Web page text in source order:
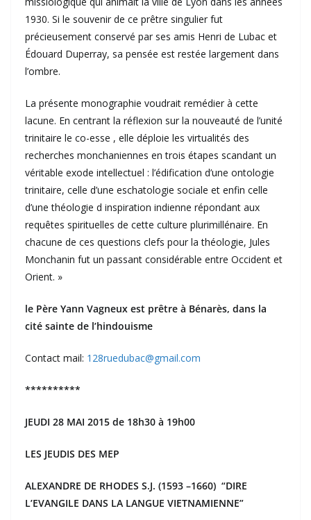
1930. Si le souvenir de ce prêtre singulier fut
précieusement conservé par ses amis Henri de Lubac et
Édouard Duperray, sa pensée est restée largement dans
l’ombre.
La présente monographie voudrait remédier à cette
lacune. En centrant la réflexion sur la nouveauté de l’unité
trinitaire le co-esse , elle déploie les virtualités des
recherches monchaniennes en trois étapes scandant un
véritable exode intellectuel : l’édification d’une ontologie
trinitaire, celle d’une eschatologie sociale et enfin celle
d’une théologie d inspiration indienne répondant aux
requêtes spirituelles de cette culture plurimillénaire. En
chacune de ces questions clefs pour la théologie, Jules
Monchanin fut un passant considérable entre Occident et
Orient. »
le Père Yann Vagneux est prêtre à Bénarès, dans la
cité sainte de l’hindouisme
Contact mail: 128ruedubac@gmail.com
**********
JEUDI 28 MAI 2015 de 18h30 à 19h00
LES JEUDIS DES MEP
ALEXANDRE DE RHODES S.J. (1593 –1660) “DIRE
L’EVANGILE DANS LA LANGUE VIETNAMIENNE”